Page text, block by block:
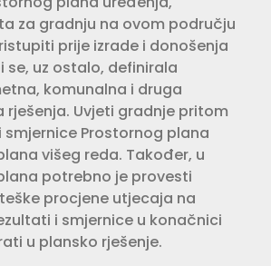
za gradnju na ovom području
prije izrade i donošenja
se, uz ostalo, definirala
komunalna i druga
rješenja. Uvjeti gradnje pritom
Prostornog plana
višeg reda. Također, u
potrebno je provesti
procjene utjecaja na
i smjernice u konačnici
u plansko rješenje.